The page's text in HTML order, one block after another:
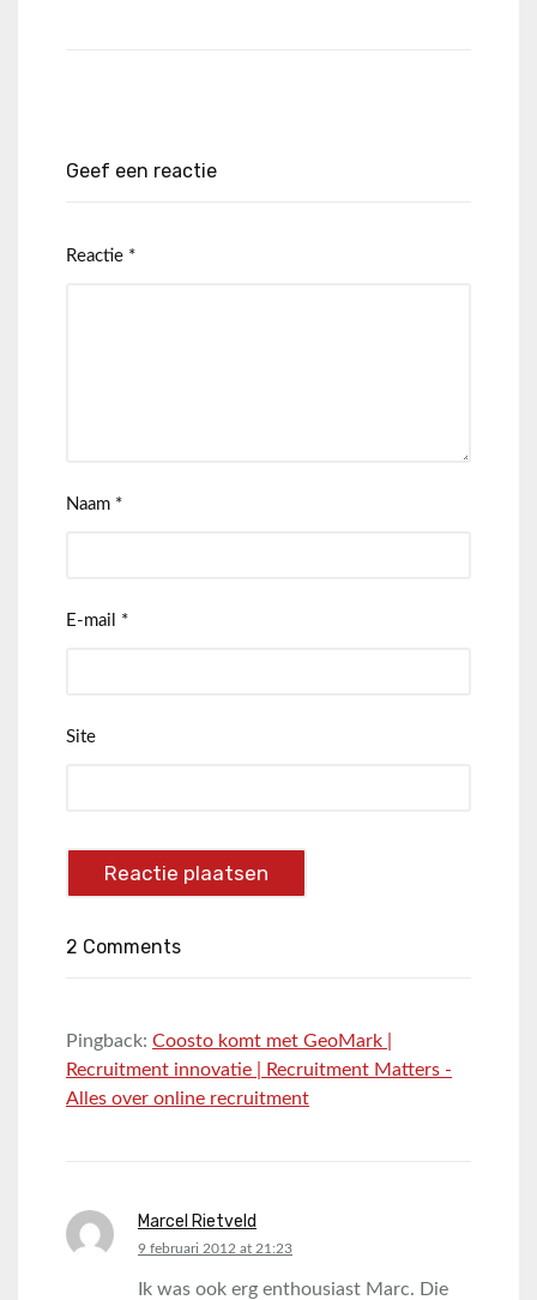
Geef een reactie
Reactie *
Naam *
E-mail *
Site
2 Comments
Pingback: Coosto komt met GeoMark |
Recruitment innovatie | Recruitment Matters -
Alles over online recruitment
Marcel Rietveld
says:
9 februari 2012 at 21:23
Ik was ook erg enthousiast Marc. Die